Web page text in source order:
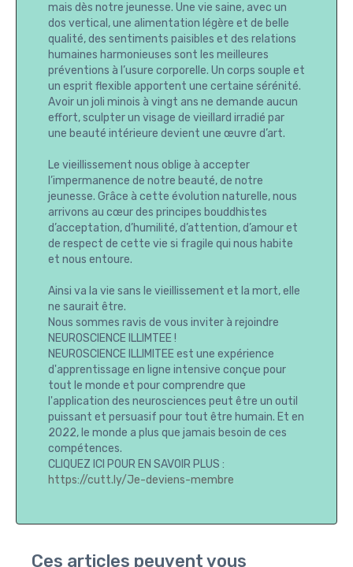
mais dès notre jeunesse. Une vie saine, avec un
dos vertical, une alimentation légère et de belle
qualité, des sentiments paisibles et des relations
humaines harmonieuses sont les meilleures
préventions à l’usure corporelle. Un corps souple et
un esprit flexible apportent une certaine sérénité.
Avoir un joli minois à vingt ans ne demande aucun
effort, sculpter un visage de vieillard irradié par
une beauté intérieure devient une œuvre d’art.
Le vieillissement nous oblige à accepter
l’impermanence de notre beauté, de notre
jeunesse. Grâce à cette évolution naturelle, nous
arrivons au cœur des principes bouddhistes
d’acceptation, d’humilité, d’attention, d’amour et
de respect de cette vie si fragile qui nous habite
et nous entoure.
Ainsi va la vie sans le vieillissement et la mort, elle
ne saurait être.
Nous sommes ravis de vous inviter à rejoindre
NEUROSCIENCE ILLIMTEE !
NEUROSCIENCE ILLIMITEE est une expérience
d'apprentissage en ligne intensive conçue pour
tout le monde et pour comprendre que
l'application des neurosciences peut être un outil
puissant et persuasif pour tout être humain. Et en
2022, le monde a plus que jamais besoin de ces
compétences.
CLIQUEZ ICI POUR EN SAVOIR PLUS :
https://cutt.ly/Je-deviens-membre
Ces articles peuvent vous